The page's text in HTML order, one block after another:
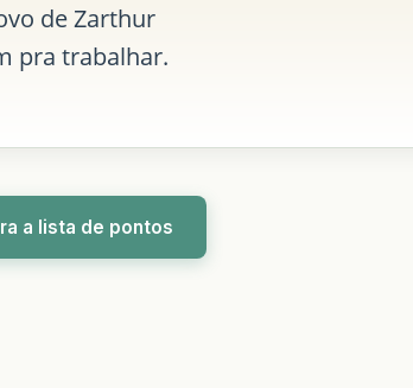
de Zarthur
pra trabalhar.
a lista de pontos